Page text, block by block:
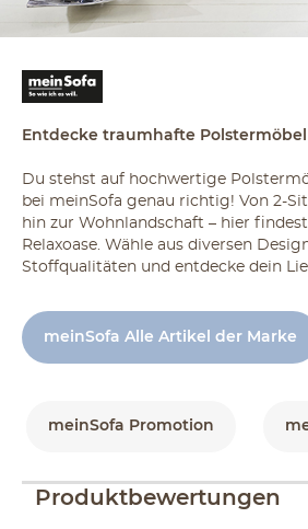
Entdecke traumhafte Polstermöbel
Du stehst auf hochwertige
bei meinSofa genau richtig! Von 2-
hin zur Wohnlandschaft – hier
Relaxoase. Wähle aus diversen
Stoffqualitäten und entdecke dein
meinSofa Alle Artikel der Marke
meinSofa Promotion
Produktbewertungen